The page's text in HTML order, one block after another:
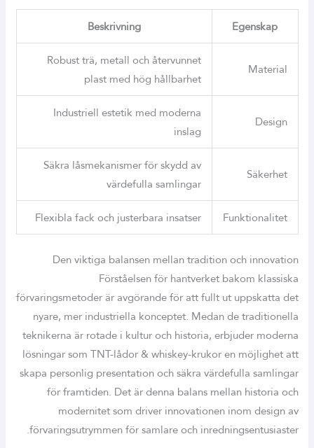
Egenskap
Beskrivning
Material
Robust trä, metall och återvunnet
plast med hög hållbarhet
Design
Industriell estetik med moderna
inslag
Säkerhet
Säkra låsmekanismer för skydd av
värdefulla samlingar
Funktionalitet
Flexibla fack och justerbara insatser
Den viktiga balansen mellan tradition och innovation
Förståelsen för hantverket bakom klassiska
förvaringsmetoder är avgörande för att fullt ut uppskatta det
nyare, mer industriella konceptet. Medan de traditionella
teknikerna är rotade i kultur och historia, erbjuder moderna
lösningar som TNT-lådor & whiskey-krukor en möjlighet att
skapa personlig presentation och säkra värdefulla samlingar
för framtiden. Det är denna balans mellan historia och
modernitet som driver innovationen inom design av
förvaringsutrymmen för samlare och inredningsentusiaster.